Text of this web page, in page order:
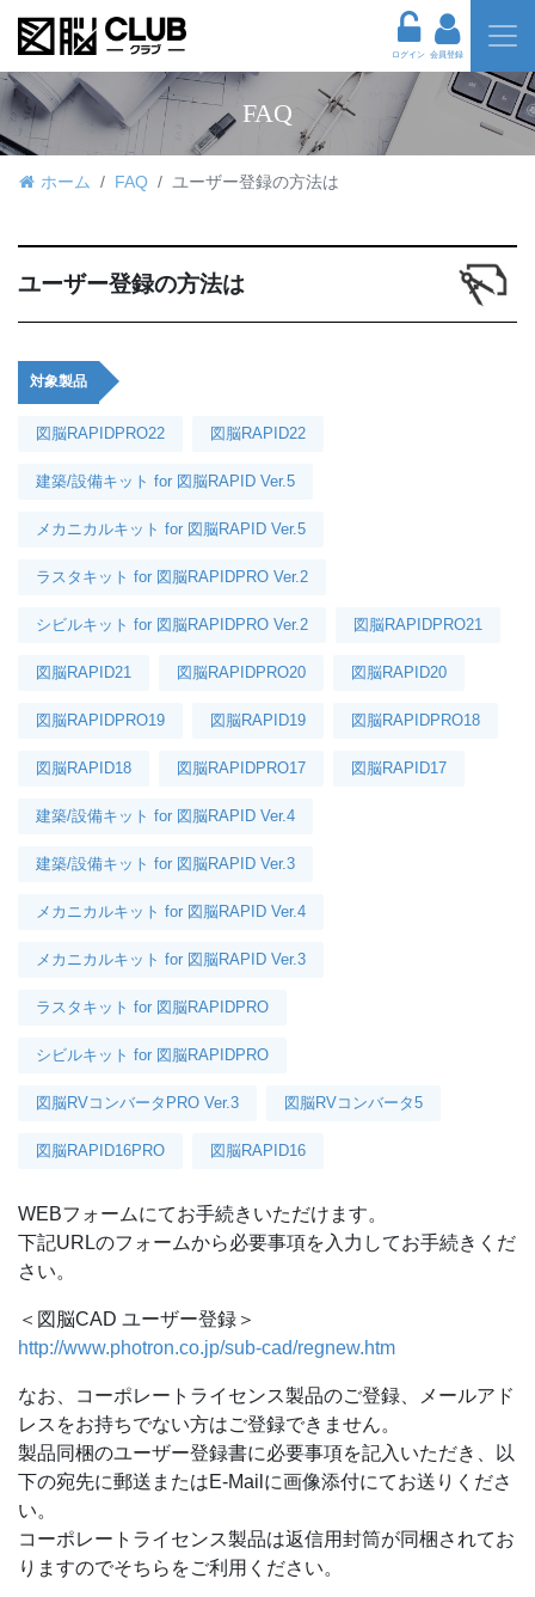
ログイン 会員登録
FAQ
ホーム FAQ ユーザー登録の方法は
ユーザー登録の方法は
対象製品
図脳RAPIDPRO22 図脳RAPID22
建築/設備キット for 図脳RAPID Ver.5
メカニカルキット for 図脳RAPID Ver.5
ラスタキット for 図脳RAPIDPRO Ver.2
シビルキット for 図脳RAPIDPRO Ver.2 図脳RAPIDPRO21
図脳RAPID21 図脳RAPIDPRO20 図脳RAPID20
図脳RAPIDPRO19 図脳RAPID19 図脳RAPIDPRO18
図脳RAPID18 図脳RAPIDPRO17 図脳RAPID17
建築/設備キット for 図脳RAPID Ver.4
建築/設備キット for 図脳RAPID Ver.3
メカニカルキット for 図脳RAPID Ver.4
メカニカルキット for 図脳RAPID Ver.3
ラスタキット for 図脳RAPIDPRO
シビルキット for 図脳RAPIDPRO
図脳RVコンバータPRO Ver.3 図脳RVコンバータ5
図脳RAPID16PRO 図脳RAPID16
WEBフォームにてお手続きいただけます。
下記URLのフォームから必要事項を入力してお手続きくだ
さい。
＜図脳CAD ユーザー登録＞
http://www.photron.co.jp/sub-cad/regnew.htm
なお、コーポレートライセンス製品のご登録、メールアド
レスをお持ちでない方はご登録できません。
製品同梱のユーザー登録書に必要事項を記入いただき、以
下の宛先に郵送またはE-Mailに画像添付にてお送りくださ
い。
コーポレートライセンス製品は返信用封筒が同梱されてお
りますのでそちらをご利用ください。